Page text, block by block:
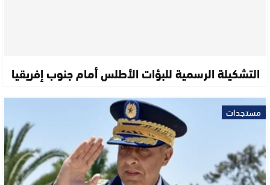
التشكيلة الرسمية للبؤات الأطلس أمام جنوب إفريقيا
مستجدات